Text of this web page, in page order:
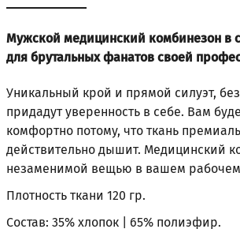
Мужской медицинский комбинезон в
для брутальных фанатов своей
Уникальный крой и прямой силуэт,
придадут уверенность в себе. Вам
комфортно потому, что ткань
действительно дышит. Медицинский
незаменимой вещью в вашем рабочем
Плотность ткани 120 гр.
Состав: 35% хлопок | 65% полиэфир.